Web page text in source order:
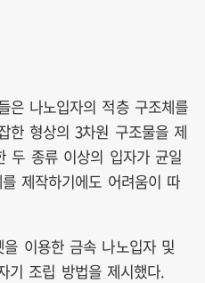
은 나노입자의 적층 구조체를
한 형상의 3차원 구조물을 제
두 종류 이상의 입자가 균일
제작하기에도 어려움이 따
이용한 금속 나노입자 및
기 조립 방법을 제시했다.